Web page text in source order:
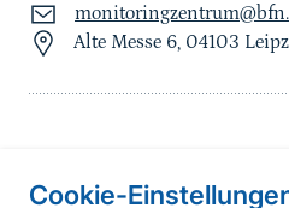
Cookie-
Alte Messe 6, 04103